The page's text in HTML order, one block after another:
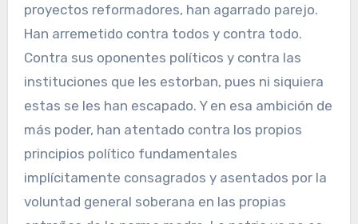
proyectos reformadores, han agarrado parejo.
Han arremetido contra todos y contra todo.
Contra sus oponentes políticos y contra las
instituciones que les estorban, pues ni siquiera
estas se les han escapado. Y en esa ambición de
más poder, han atentado contra los propios
principios político fundamentales
implícitamente consagrados y asentados por la
voluntad general soberana en las propias